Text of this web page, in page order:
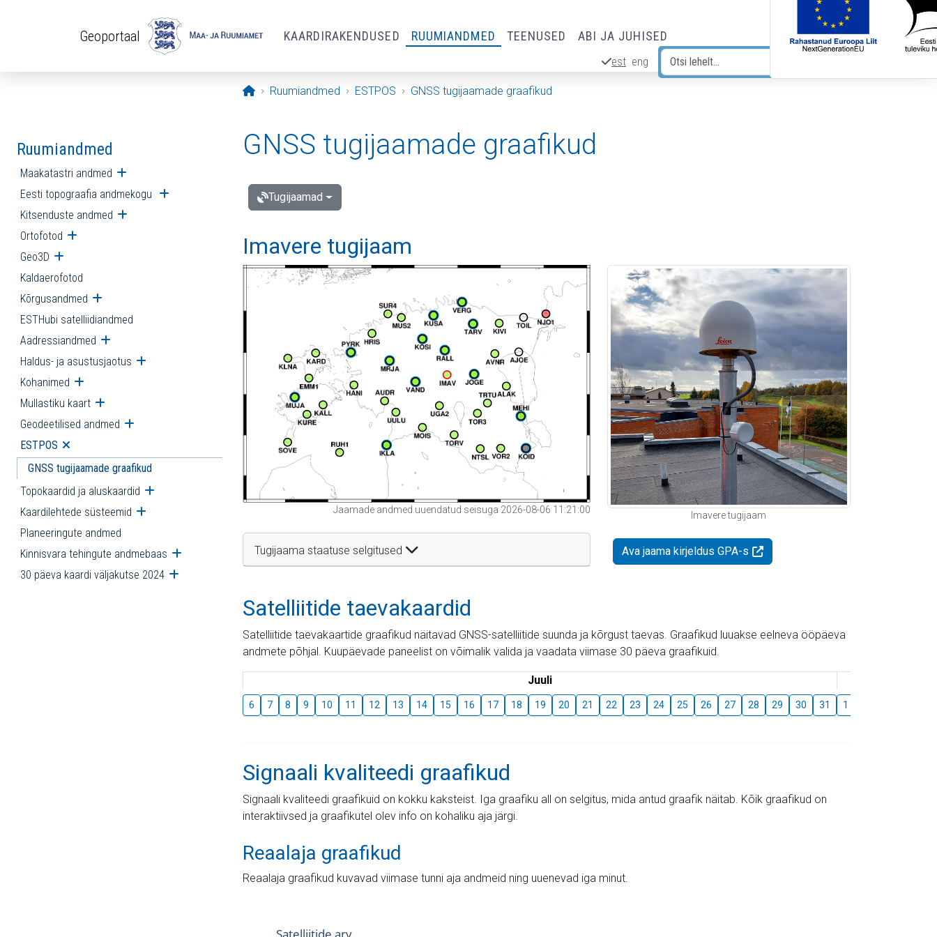
Geoportaal KAARDIRAKENDUSED RUUMIANDMED TEENUSED ABI JA JUHISED
est eng
Avaleht
Ruumiandmed ESTPOS GNSS tugijaamade graafikud
Ruumiandmed
Maakatastri andmed Ava alammenüü
Eesti topograafia andmekogu Ava alammenüü
Kitsenduste andmed Ava alammenüü
Ortofotod Ava alammenüü
Geo3D Ava alammenüü
Kaldaerofotod
Kõrgusandmed Ava alammenüü
ESTHubi satelliidiandmed
Aadressiandmed Ava alammenüü
Haldus- ja asustusjaotus Ava alammenüü
Kohanimed Ava alammenüü
Mullastiku kaart Ava alammenüü
Geodeetilised andmed Ava alammenüü
ESTPOS Ava alammenüü
GNSS tugijaamade graafikud
Topokaardid ja aluskaardid Ava alammenüü
Kaardilehtede süsteemid Ava alammenüü
Planeeringute andmed
Kinnisvara tehingute andmebaas Ava alammenüü
30 päeva kaardi väljakutse 2024 Ava alammenüü
GNSS tugijaamade graafikud
Tugijaamad
Imavere tugijaam
Jaamade andmed uuendatud seisuga 2026-08-06 11:21:00
Tugijaama staatuse selgitused
Imavere tugijaam
Ava jaama kirjeldus GPA-s
Satelliitide taevakaardid
Satelliitide taevakaartide graafikud näitavad GNSS-satelliitide suunda ja kõrgust taevas. Graafikud luuakse eelneva ööpäeva
andmete põhjal. Kuupäevade paneelist on võimalik valida ja vaadata viimase 30 päeva graafikuid.
Juuli
6 7 8 9 10 11 12 13 14 15 16 17 18 19 20 21 22 23 24 25 26 27 28 29 30 31 1
Signaali kvaliteedi graafikud
Signaali kvaliteedi graafikuid on kokku kaksteist. Iga graafiku all on selgitus, mida antud graafik näitab. Kõik graafikud on
interaktiivsed ja graafikutel olev info on kohaliku aja järgi.
Reaalaja graafikud
Reaalaja graafikud kuvavad viimase tunni aja andmeid ning uuenevad iga minut.